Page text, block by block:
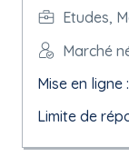
Etudes,
Marché
Mise en
Limite de